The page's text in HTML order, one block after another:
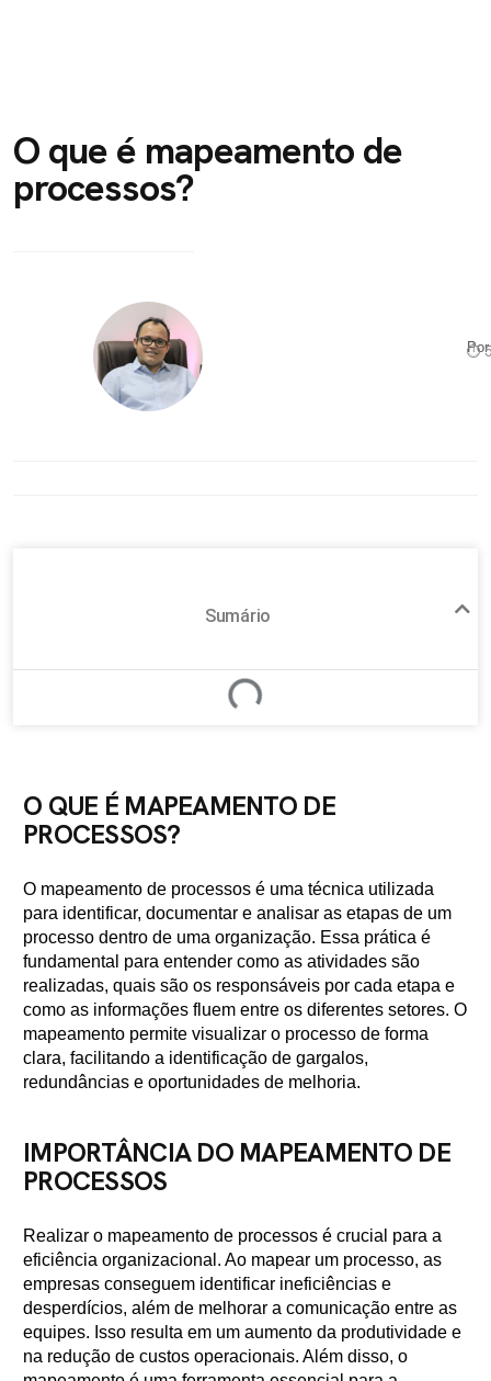
O que é mapeamento de
processos?
⏱
Sumário
O QUE É MAPEAMENTO DE
PROCESSOS?
O mapeamento de processos é uma técnica utilizada
para identificar, documentar e analisar as etapas de um
processo dentro de uma organização. Essa prática é
fundamental para entender como as atividades são
realizadas, quais são os responsáveis por cada etapa e
como as informações fluem entre os diferentes setores. O
mapeamento permite visualizar o processo de forma
clara, facilitando a identificação de gargalos,
redundâncias e oportunidades de melhoria.
IMPORTÂNCIA DO MAPEAMENTO DE
PROCESSOS
Realizar o mapeamento de processos é crucial para a
eficiência organizacional. Ao mapear um processo, as
empresas conseguem identificar ineficiências e
desperdícios, além de melhorar a comunicação entre as
equipes. Isso resulta em um aumento da produtividade e
na redução de custos operacionais. Além disso, o